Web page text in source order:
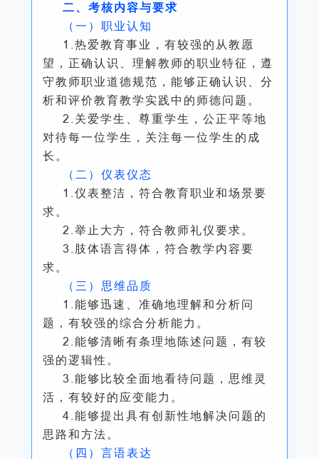
二、考核内容与要求
（一）职业认知
1.热爱教育事业，有较强的从教愿
望，正确认识、理解教师的职业特征，遵
守教师职业道德规范，能够正确认识、分
析和评价教育教学实践中的师德问题。
2.关爱学生、尊重学生，公正平等地
对待每一位学生，关注每一位学生的成
长。
（二）仪表仪态
1.仪表整洁，符合教育职业和场景要
求。
2.举止大方，符合教师礼仪要求。
3.肢体语言得体，符合教学内容要
求。
（三）思维品质
1.能够迅速、准确地理解和分析问
题，有较强的综合分析能力。
2.能够清晰有条理地陈述问题，有较
强的逻辑性。
3.能够比较全面地看待问题，思维灵
活，有较好的应变能力。
4.能够提出具有创新性地解决问题的
思路和方法。
（四）言语表达